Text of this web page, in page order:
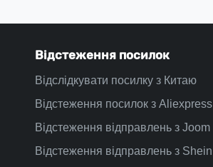
Відстеження посилок
Відслідкувати посилку з Китаю
Відстеження посилок з Aliexpress
Відстеження відправлень з Joom
Відстеження відправлень з Shein